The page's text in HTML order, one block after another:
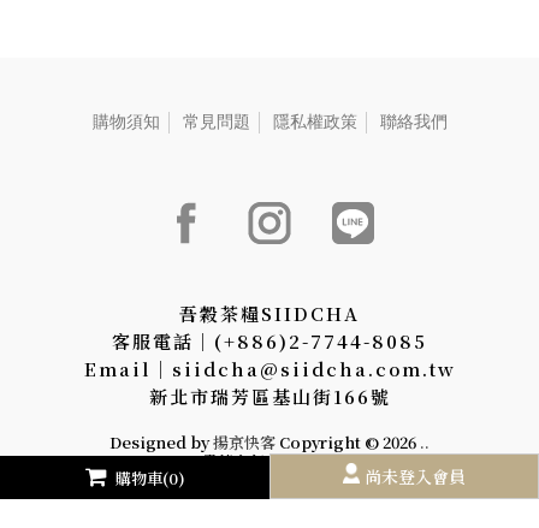
尚未登入會員
購物車(0)
購物須知 常見問題 隱私權政策 聯絡我們
吾穀茶糧SIIDCHA
客服電話│(+886)2-7744-8085
Email│siidcha@siidcha.com.tw
新北市瑞芳區基山街166號
Designed by揚京快客 Copyright © 2026 ..
累積人氣: 1704916